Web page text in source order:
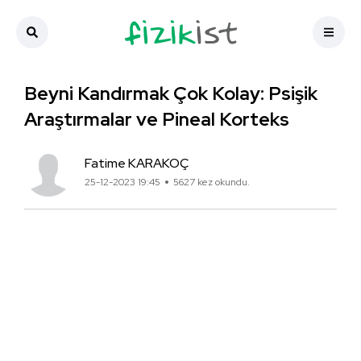
Beyni Kandırmak Çok Kolay: Psişik
Araştırmalar ve Pineal Korteks
Fatime KARAKOÇ
25-12-2023 19:45 5627 kez okundu.